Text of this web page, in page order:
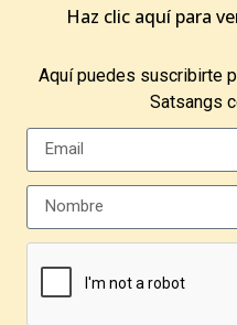
Haz clic aquí para
Aquí puedes suscribirte
Satsangs